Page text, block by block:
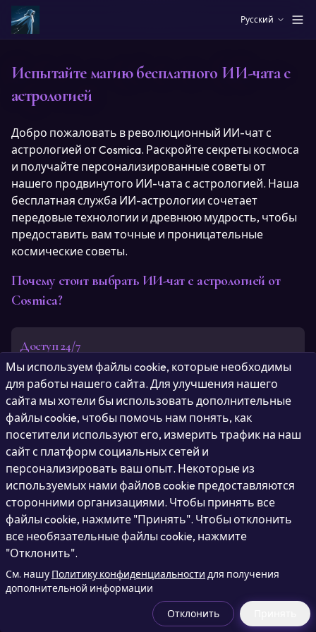
Русский
Испытайте магию бесплатного ИИ-чата с
астрологией
Добро пожаловать в революционный ИИ-чат с
астрологией от Cosmica. Раскройте секреты космоса
и получайте персонализированные советы от
нашего продвинутого ИИ-чата с астрологией. Наша
бесплатная служба ИИ-астрологии сочетает
передовые технологии и древнюю мудрость, чтобы
предоставить вам точные и проницательные
космические советы.
Почему стоит выбрать ИИ-чат с астрологией от
Cosmica?
Доступ 24/7
Наш ИИ-чат с астрологией всегда готов предоставить
космические советы в любое время и в любом месте.
Персонализированные инсайты
Получайте астрологические чтения, адаптированные
под вашу уникальную натальную карту и текущие
небесные позиции.
Мгновенные ответы
Не нужно ждать ответа человеческого астролога.
Получайте немедленные ответы на свои насущные
вопросы.
Мы используем файлы cookie, которые необходимы
для работы нашего сайта. Для улучшения нашего
сайта мы хотели бы использовать дополнительные
файлы cookie, чтобы помочь нам понять, как
посетители используют его, измерить трафик на наш
сайт с платформ социальных сетей и
персонализировать ваш опыт. Некоторые из
используемых нами файлов cookie предоставляются
сторонними организациями. Чтобы принять все
файлы cookie, нажмите "Принять". Чтобы отклонить
все необязательные файлы cookie, нажмите
"Отклонить".
См. нашу Политику конфиденциальности для получения
дополнительной информации
Отклонить